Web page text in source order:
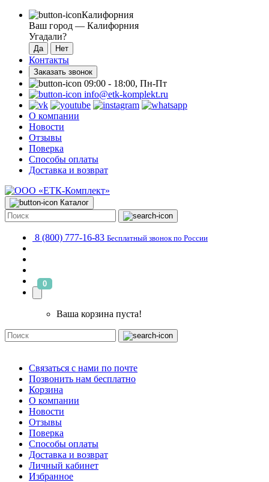
Калифорния
Ваш город — Калифорния
Угадали?
Контакты
Заказать звонок
09:00 - 18:00, Пн-Пт
info@etk-komplekt.ru
О компании
Новости
Отзывы
Поверка
Способы оплаты
Доставка и возврат
Каталог
8 (800) 777-16-83 Бесплатный звонок по России
0
Ваша корзина пуста!
Связаться с нами по почте
Позвонить нам бесплатно
Корзина
О компании
Новости
Отзывы
Поверка
Способы оплаты
Доставка и возврат
Личный кабинет
Избранное